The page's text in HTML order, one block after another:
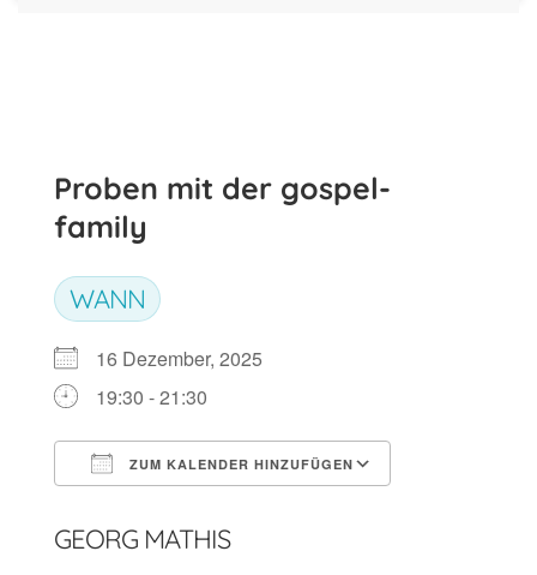
Proben mit der gospel-
family
WANN
16 Dezember, 2025
19:30 - 21:30
ZUM KALENDER HINZUFÜGEN
GEORG MATHIS